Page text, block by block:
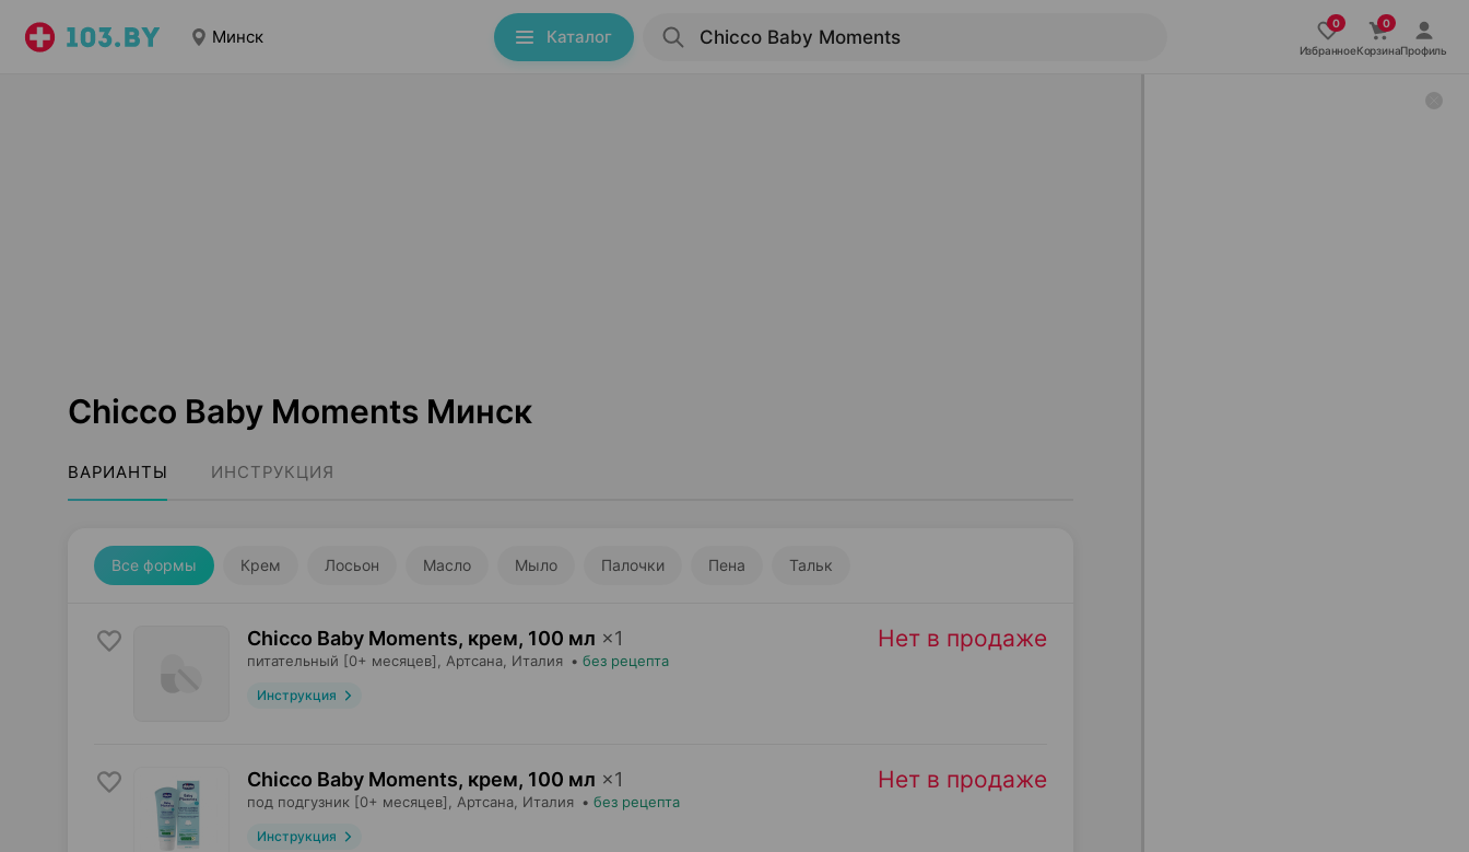
Минск Каталог
ИзбранноеКорзинаПрофиль
Chicco Baby Moments Минск
ВАРИАНТЫ ИНСТРУКЦИЯ
Все формы Крем Лосьон Масло Мыло Палочки Пена Тальк
Chicco Baby Moments, крем, 100 мл ×1
питательный [0+ месяцев], Артсана , Италия • без рецепта
Инструкция
Нет в продаже
Chicco Baby Moments, крем, 100 мл ×1
под подгузник [0+ месяцев], Артсана , Италия • без рецепта
Инструкция
Нет в продаже